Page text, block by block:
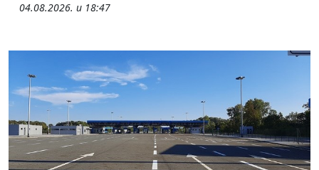
04.08.2026. u 18:47